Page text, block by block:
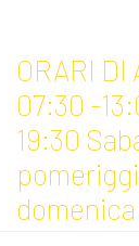
ORARI DI
07:30 -
19:30